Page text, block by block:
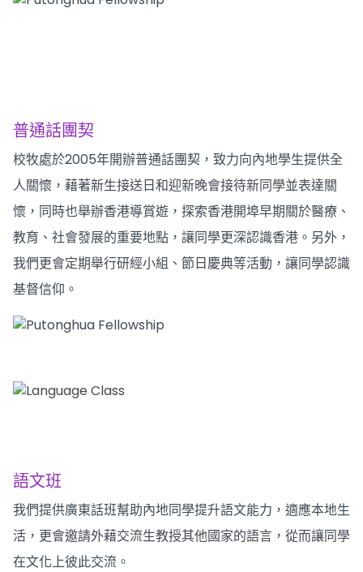
普通話團契
校牧處於2005年開辦普通話團契，致力向內地學生提供全
人關懷，藉著新生接送日和迎新晚會接待新同學並表達關
懷，同時也舉辦香港導賞遊，探索香港開埠早期關於醫療、
教育、社會發展的重要地點，讓同學更深認識香港。另外，
我們更會定期舉行研經小組、節日慶典等活動，讓同學認識
基督信仰。
語文班
我們提供廣東話班幫助內地同學提升語文能力，適應本地生
活，更會邀請外藉交流生教授其他國家的語言，從而讓同學
在文化上彼此交流。